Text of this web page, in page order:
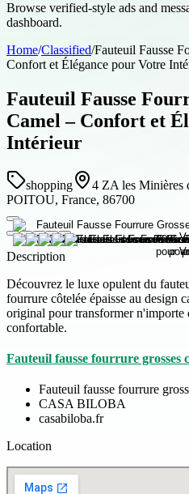
Browse verified-style ads and
dashboard.
Home/Classified/Fauteuil Fausse
Confort et Élégance pour Votre
Fauteuil Fausse
Camel – Confort et
Intérieur
shopping
4 ZA les
POITOU, France, 86700
Description
Découvrez le luxe opulent du
fourrure côtelée épaisse au design
original pour transformer n'importe
confortable.
Fauteuil fausse fourrure grosses
Fauteuil fausse fourrure
CASA BILOBA
casabiloba.fr
Location